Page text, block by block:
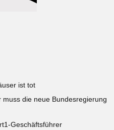
ist tot
die neue Bundesregierung
Geschäftsführer